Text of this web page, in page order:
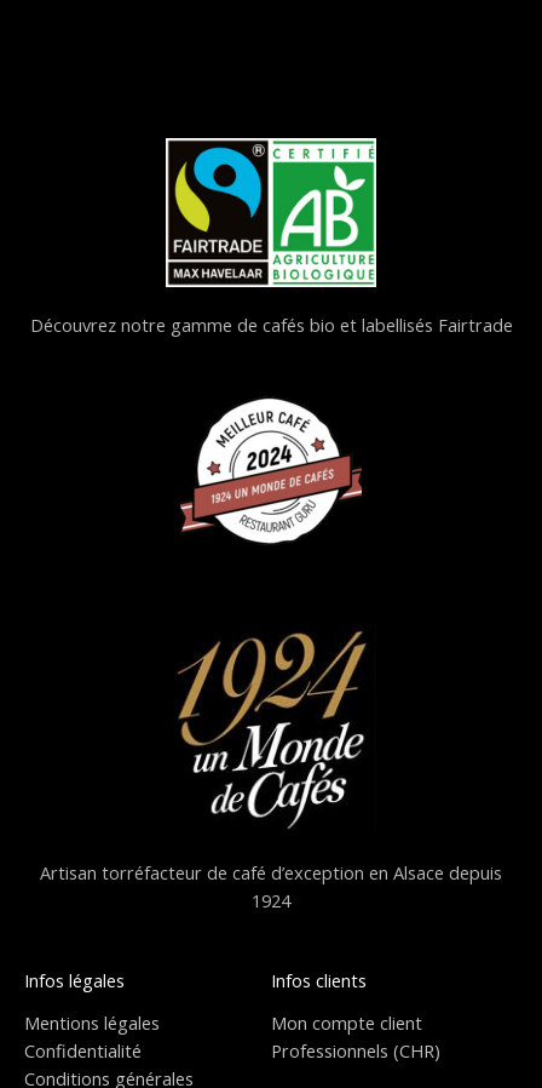
Découvrez notre gamme de cafés bio et labellisés Fairtrade
Artisan torréfacteur de café d’exception en Alsace depuis
1924
Infos légales
Mentions légales
Confidentialité
Conditions générales
Infos clients
Mon compte client
Professionnels (CHR)